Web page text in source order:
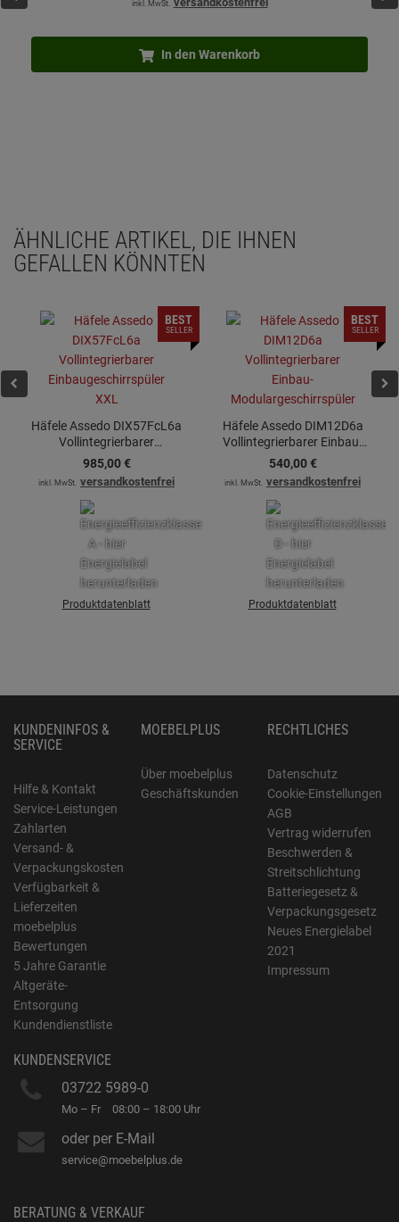
inkl. MwSt.
In den Warenkorb
ÄHNLICHE ARTIKEL, DIE IHNEN
GEFALLEN KÖNNTEN
Häfele Assedo DIX57FcL6a
Vollintegrierbarer
Einbaugeschirrspüler XXL
985,00 €
inkl. MwSt. versandkostenfrei
Produktdatenblatt
BEST
SELLER
Häfele Assedo DIM12D6a
Vollintegrierbarer Einbau-
Modulargeschirrspüler
540,00 €
inkl. MwSt. versandkostenfrei
Produktdatenblatt
BEST
SELLER
KUNDENINFOS &
SERVICE
Hilfe & Kontakt
Service-Leistungen
Zahlarten
Versand- &
Verpackungskosten
Verfügbarkeit &
Lieferzeiten
moebelplus
Bewertungen
5 Jahre Garantie
Altgeräte-
Entsorgung
Kundendienstliste
MOEBELPLUS
Über moebelplus
Geschäftskunden
RECHTLICHES
Datenschutz
Cookie-Einstellungen
AGB
Vertrag widerrufen
Beschwerden &
Streitschlichtung
Batteriegesetz &
Verpackungsgesetz
Neues Energielabel
2021
Impressum
KUNDENSERVICE
03722 5989-0
Mo – Fr 08:00 – 18:00 Uhr
oder per E-Mail
service@moebelplus.de
BERATUNG & VERKAUF